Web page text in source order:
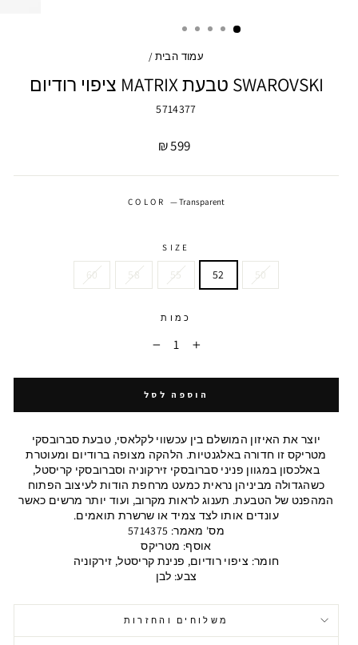
עמוד הבית /
SWAROVSKI טבעת MATRIX ציפוי רודיום
5714377
מחיר
599 ₪
COLOR —Transparent
SIZE
50
52
55
58
60
כמות
+
הוספה לסל
יוצר את האיזון המושלם בין עכשווי לקלאסי, טבעת סברובסקי
מטריקס זו חדורה באלגנטיות. הלהקה מצופה ברודיום ומעוטרת
באלכסון במגוון פניני סברובסקי זירקוניה וסברובסקי קריסטל,
כשהגדולה מביניהן נראית כמעט מרחפת הודות לעיצוב הפתוח
המהפנט של הטבעת. תענוג לראות מקרוב, ועוד יותר מרשים כאשר
עונדים אותו לצד צמיד או שרשרת תואמים.
מס' מאמר: 5714375
אוסף: מטריקס
חומר: ציפוי רודיום, פנינת קריסטל, זירקוניה
צבע: לבן
משלוחים והחזרות